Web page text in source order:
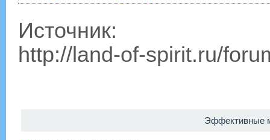
Источник:
http://land-of-spirit.ru/
Эффективные